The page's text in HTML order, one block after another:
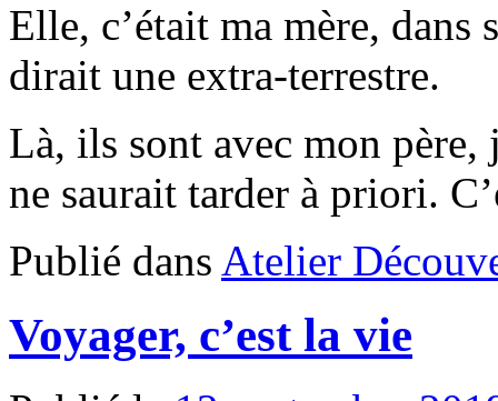
Elle, c’était ma mère, dans
dirait une extra-terrestre.
Là, ils sont avec mon père,
ne saurait tarder à priori.
Publié dans Atelier
Voyager, c’est la vie